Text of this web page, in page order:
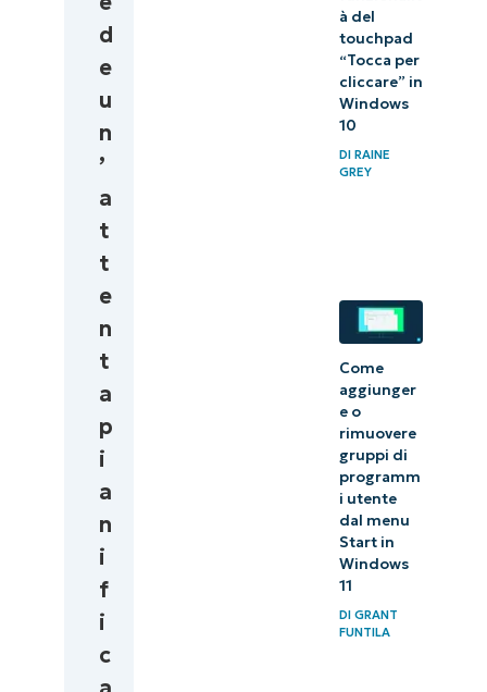
d
e
u
n
’
a
t
t
e
n
t
a
p
i
a
n
i
f
i
c
à del
touchpad
“Tocca per
cliccare” in
Windows
10
DIRAINE
GREY
Come
aggiunger
e o
rimuovere
gruppi di
programm
i utente
dal menu
Start in
Windows
11
DIGRANT
FUNTILA